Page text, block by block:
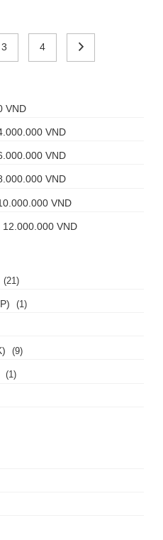
3 4
VND
VND
VND
VND
VND
12.000.000 VND
(21)
(1)
(9)
(1)